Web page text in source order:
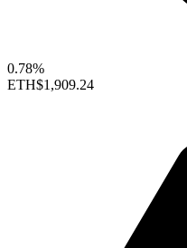
0.78%
ETH$1,909.24